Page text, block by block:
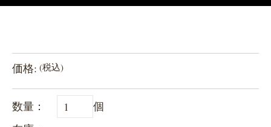
価格: (税込)
数量：
個